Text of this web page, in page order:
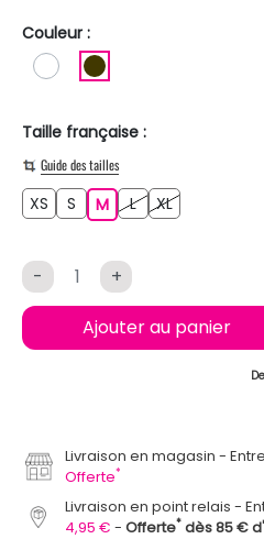
Couleur :
BLANC
Taille française :
Guide des tailles
XS S MM LL XLXL
- +
Ajouter au panier
Livraison en magasin
Offerte*
Livraison en point relais
4,95 €
Offerte* dès 85 €